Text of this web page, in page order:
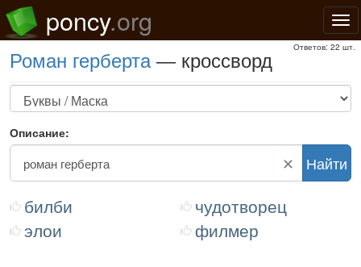
poncy.org
роман герберта— кроссворд
Ответов: 22 шт.
билби
чудотворец
элои
филмер
Описание:
✕ Найти